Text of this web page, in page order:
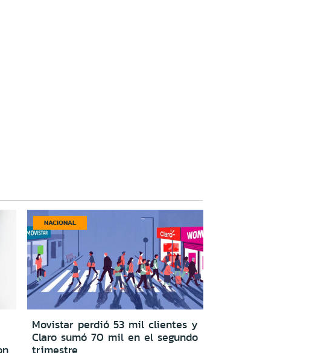
NACIONAL
Movistar perdió 53 mil clientes y
Claro sumó 70 mil en el segundo
trimestre